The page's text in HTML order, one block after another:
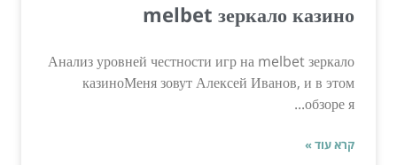
melbet зеркало казино
Анализ уровней честности игр на melbet зеркало
казиноМеня зовут Алексей Иванов, и в этом
обзоре я...
קרא עוד »